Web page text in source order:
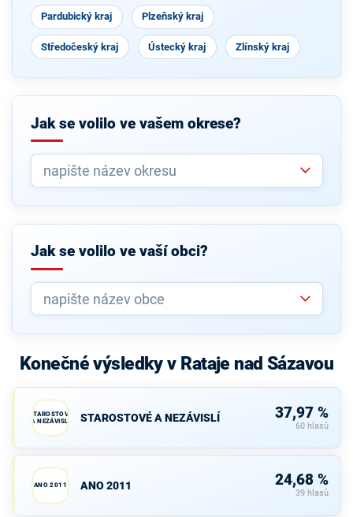
Pardubický kraj Plzeňský kraj
Středočeský kraj Ústecký kraj Zlínský kraj
Jak se volilo ve vašem okrese?
Jak se volilo ve vaší obci?
Konečné výsledky v Rataje nad Sázavou
STAROSTOVÉ
A NEZÁVISLÍ
STAROSTOVÉ A NEZÁVISLÍ 37,97 %
60 hlasů
ANO 2011 ANO 2011 24,68 %
39 hlasů